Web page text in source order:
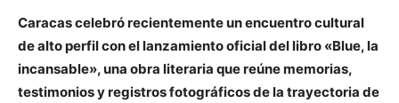
Caracas celebró recientemente un encuentro cultural
de alto perfil con el lanzamiento oficial del libro «Blue, la
incansable», una obra literaria que reúne memorias,
testimonios y registros fotográficos de la trayectoria de